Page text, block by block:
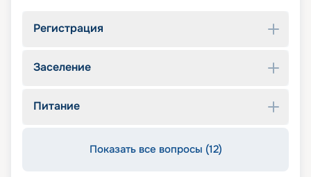
Регистрация
Заселение
Питание
Показать все вопросы (12)